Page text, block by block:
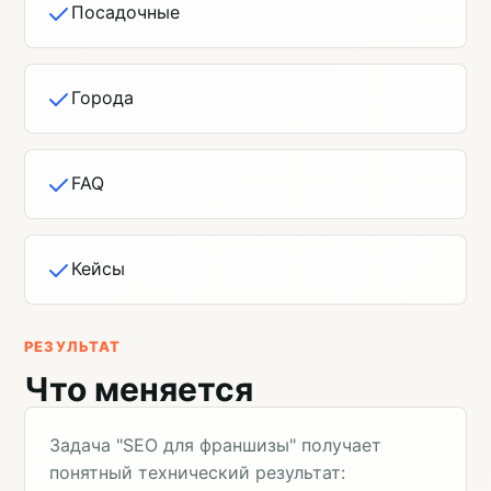
Посадочные
Города
FAQ
Кейсы
РЕЗУЛЬТАТ
Что меняется
Задача "SEO для франшизы" получает
понятный технический результат: